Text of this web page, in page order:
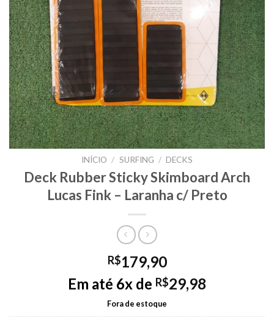
INÍCIO / SURFING / DECKS
Deck Rubber Sticky Skimboard Arch
Lucas Fink – Laranha c/ Preto
R$179,90
Em até 6x de R$29,98
Fora de estoque